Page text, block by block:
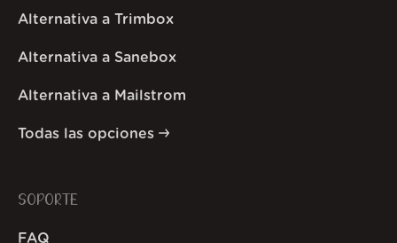
Alternativa a Trimbox
Alternativa a Sanebox
Alternativa a Mailstrom
Todas las opciones
SOPORTE
FAQ